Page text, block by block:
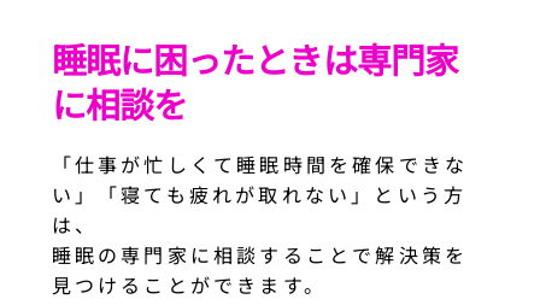
睡眠に困ったときは専門家
に相談を
「仕事が忙しくて睡眠時間を確保できな
い」「寝ても疲れが取れない」という方
は、
睡眠の専門家に相談することで解決策を
見つけることができます。